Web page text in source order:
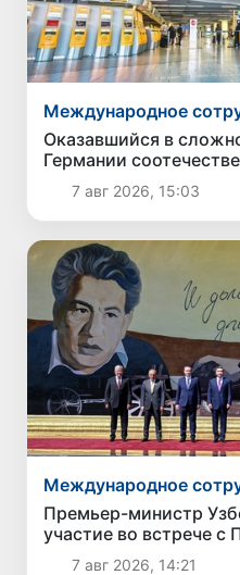
Международное
Оказавшийся в
Германии
Узбекистан
7 авг 2026, 15:03
Международное
Премьер-министр
участие во встрече с
Кыргызстана в
7 авг 2026, 14:21